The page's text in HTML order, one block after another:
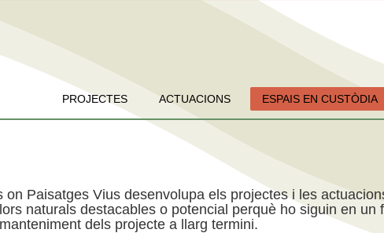
PROJECTES ACTUACIONS ESPAIS EN CUSTÒDIA
on Paisatges Vius desenvolupa els projectes i les
naturals destacables o potencial perquè ho siguin en un
dels projecte a llarg termini.